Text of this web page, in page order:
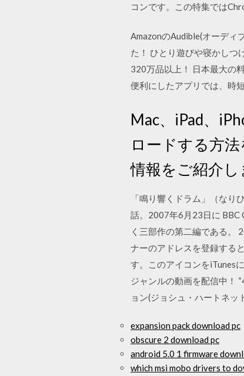
コンです。この特集では
AmazonのAudible(オーディ
た！ ひとり遊びや寝かしつ
320万品以上！ 日本最大の
便利にしたアプリでは、時
Mac、iPad、
ロードする方
情報をご紹介し
「鳴り響くドラム」（なり
話。2007年6月23日に BBC
く三部作の第二編である。
ナーのアドレスを登録する
す。このアイコンをiTunes
ジャンルの動画を配信中！
ョン(ジョシュ・ハートネ
expansion pack download pc
obscure 2 download pc
android 5.0 1 firmware
which msi mobo drivers to